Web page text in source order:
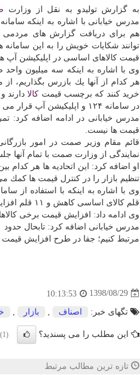
به گزارش تولیدو به نقل از وزارت
مدرس خیابانی با اشاره به اینكه سامانه ۱۳۵
هم برای دریافت گزارش های
توانند شكایات خویش را به این سامانه
قیمت كالاهای اساسی در اپلیكیشن
وی با اشاره به اینكه سه میلیون واحد
هر كدام از آنها یك بازرس بگذاریم،
خرید كنند كه برچسب قیمت كالادارند
در سامانه ۱۲۴ و اپلیكیشن آپ قرار می گیرد.
مدرس خیابانی در ادامه اضافه كرد:
قیمت ها نیست.
قائم مقام وزیر صمت در امور بازرگانی اظهار داشت: هفت هزار و ۵۰۰
نمایندگی از وزارت صمت با تمام آنها
تنظیم بازار را در كنترل قیمت ها كمك
قلم كالای اساسی كاهش و ۱۱ قلم افزایش داشته و قیمت ۳۸ قلم كالا هم ثابت مانده است.
وی ادامه داد: افزایش قیمت برخی
مرتبط كنیم؛ جفا در طرح افزایش
1398/08/29
10:13:53
تگهای خبر: اصناف بازار
این مطلب را می پسندید؟ (1)
تازه ترین مطالب مرتبط